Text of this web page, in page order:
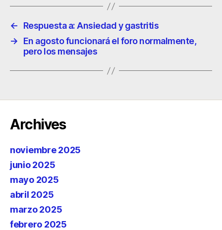
←
Respuesta a: Ansiedad y gastritis
→
En agosto funcionará el foro normalmente,
pero los mensajes
Archives
noviembre 2025
junio 2025
mayo 2025
abril 2025
marzo 2025
febrero 2025